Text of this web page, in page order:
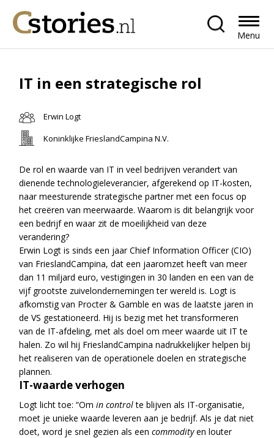
Menu
IT in een strategische rol
Erwin Logt
Koninklijke FrieslandCampina N.V.
De rol en waarde van IT in veel bedrijven verandert van
dienende technologieleverancier, afgerekend op IT-kosten,
naar meesturende strategische partner met een focus op
het creëren van meerwaarde. Waarom is dit belangrijk voor
een bedrijf en waar zit de moeilijkheid van deze
verandering?
Erwin Logt is sinds een jaar Chief Information Officer (CIO)
van FrieslandCampina, dat een jaaromzet heeft van meer
dan 11 miljard euro, vestigingen in 30 landen en een van de
vijf grootste zuivelondernemingen ter wereld is. Logt is
afkomstig van Procter & Gamble en was de laatste jaren in
de VS gestationeerd. Hij is bezig met het transformeren
van de IT-afdeling, met als doel om meer waarde uit IT te
halen. Zo wil hij FrieslandCampina nadrukkelijker helpen bij
het realiseren van de operationele doelen en strategische
plannen.
IT-waarde verhogen
Logt licht toe: “Omin controlte blijven als IT-organisatie,
moet je unieke waarde leveren aan je bedrijf. Als je dat niet
doet, word je snel gezien als eencommodityen louter